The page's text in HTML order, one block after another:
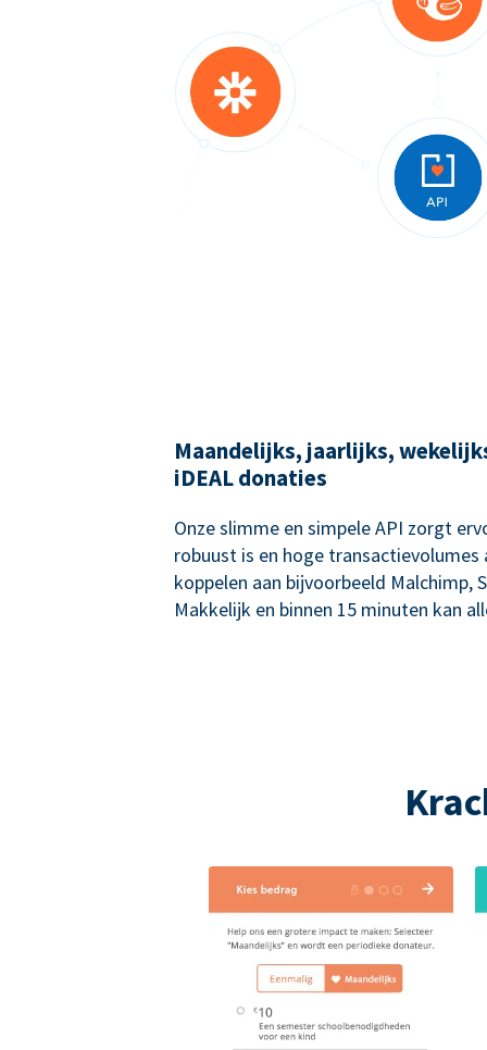
Maandelijks, jaarlijks,
iDEAL donaties
Onze slimme en simpele API zorgt
robuust is en hoge transactievolumes
koppelen aan bijvoorbeeld Malchimp,
Makkelijk en binnen 15 minuten kan